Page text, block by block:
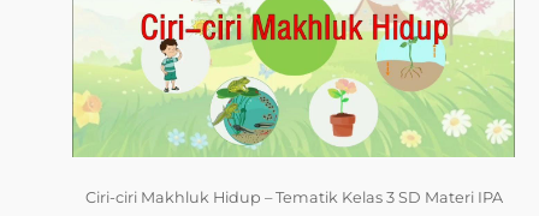
Ciri-ciri Makhluk Hidup – Tematik Kelas 3 SD Materi IPA